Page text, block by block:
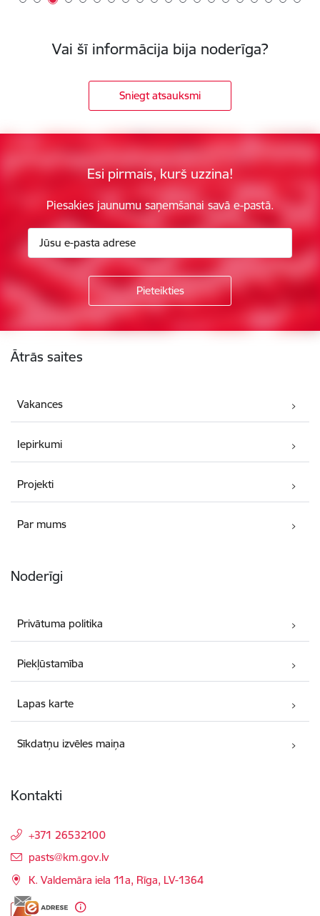
Vai šī informācija bija noderīga?
Sniegt atsauksmi
Esi pirmais, kurš uzzina!
Piesakies jaunumu saņemšanai savā e-pastā.
Ātrās saites
Vakances
Iepirkumi
Projekti
Par mums
Noderīgi
Privātuma politika
Piekļūstamība
Lapas karte
Sīkdatņu izvēles maiņa
Kontakti
+371 26532100
E-pasts:
pasts@km.gov.lv
K. Valdemāra iela 11a, Rīga, LV-1364